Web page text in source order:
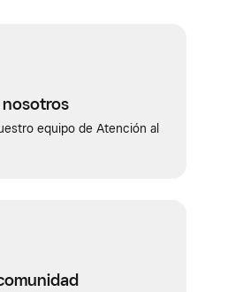
equipo de Atención al